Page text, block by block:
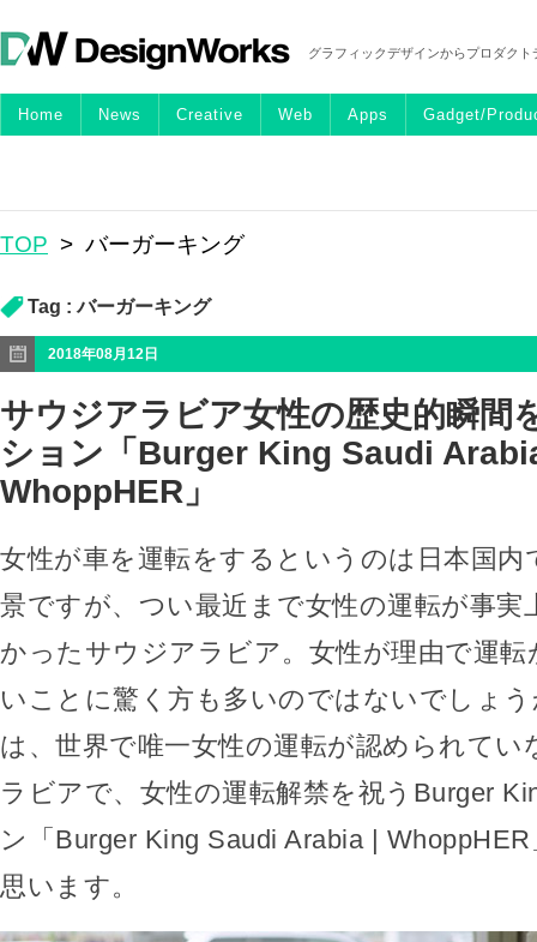
グラフィックデザインからプロダク
Home News Creative Web Apps Gadget/
TOP > バーガーキング
Tag :バーガーキング
2018年08月12日
サウジアラビア女性の歴史的瞬間
ション「Burger King Saudi
WhoppHER」
女性が車を運転をするというのは日本国内
景ですが、つい最近まで女性の運転が事実
かったサウジアラビア。女性が理由で運
いことに驚く方も多いのではないでしょ
は、世界で唯一女性の運転が認められて
ラビアで、女性の運転解禁を祝うBurger
ン「Burger King Saudi Arabia |
思います。